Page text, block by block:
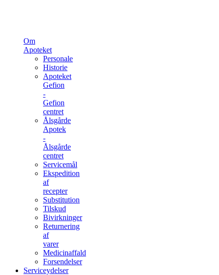
Om
Apoteket
Personale
Historie
Apoteket
Gefion
-
Gefion
centret
Ålsgårde
Apotek
-
Ålsgårde
centret
Servicemål
Ekspedition
af
recepter
Substitution
Tilskud
Bivirkninger
Returnering
af
varer
Medicinaffald
Forsendelser
Serviceydelser